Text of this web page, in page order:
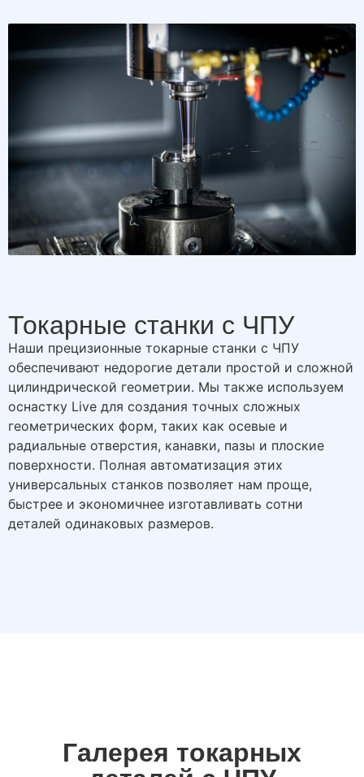
Токарные станки с ЧПУ
Наши прецизионные токарные станки с ЧПУ
обеспечивают недорогие детали простой и сложной
цилиндрической геометрии. Мы также используем
оснастку Live для создания точных сложных
геометрических форм, таких как осевые и
радиальные отверстия, канавки, пазы и плоские
поверхности. Полная автоматизация этих
универсальных станков позволяет нам проще,
быстрее и экономичнее изготавливать сотни
деталей одинаковых размеров.
Галерея токарных